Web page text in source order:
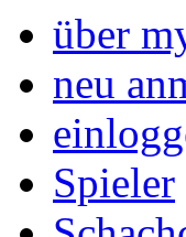
über
neu
Spieler